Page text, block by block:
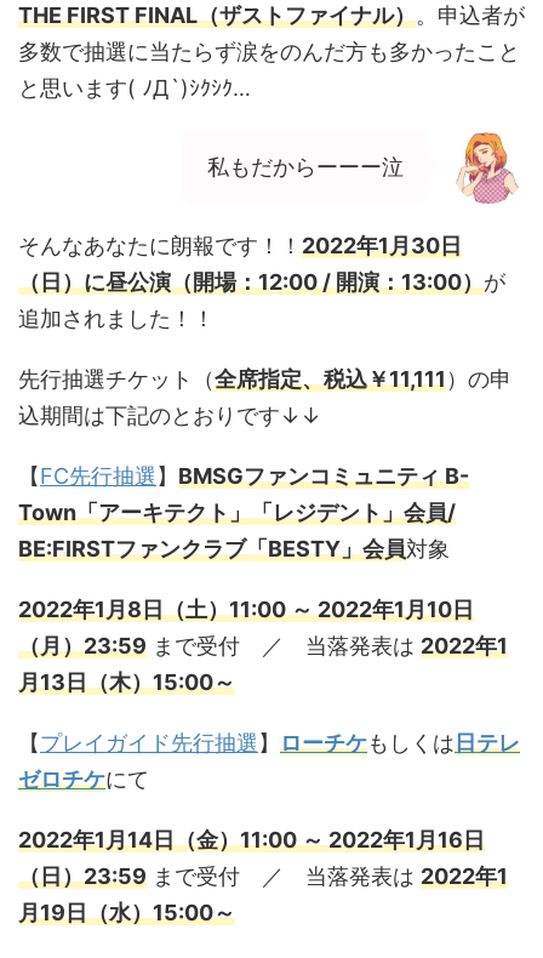
THE FIRST FINAL（ザストファイナル）。申込者が
多数で抽選に当たらず涙をのんだ方も多かったこと
と思います( ﾉД`)ｼｸｼｸ…
私もだからーーー泣
そんなあなたに朗報です！！ 2022年1月30日
（日）に昼公演（開場：12:00 / 開演：13:00）が
追加されました！！
先行抽選チケット（全席指定、税込￥11,111）の申
込期間は下記のとおりです↓↓
【FC先行抽選】 BMSGファンコミュニティ B-
Town「アーキテクト」「レジデント」会員/
BE:FIRSTファンクラブ「BESTY」会員対象
2022年1月8日（土）11:00 ～ 2022年1月10日
（月）23:59 まで受付 ／ 当落発表は 2022年1
月13日（木）15:00～
【プレイガイド先行抽選】 ローチケもしくは日テレ
ゼロチケにて
2022年1月14日（金）11:00 ～ 2022年1月16日
（日）23:59 まで受付 ／ 当落発表は 2022年1
月19日（水）15:00～